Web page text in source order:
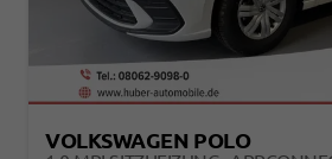
VOLKSWAGEN POLO